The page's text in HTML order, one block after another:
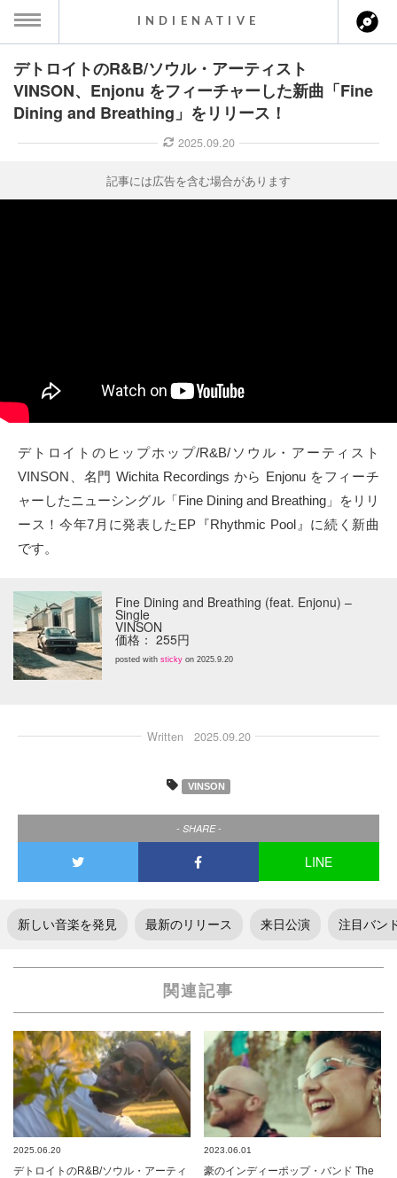
MENU
ス一覧
ト情報
クト
Twitter
Facebook
instagram
Tumblr
to indienative
INDIENATIVE
デトロイトのR&B/ソウル・アーティスト
VINSON、Enjonu をフィーチャーした新曲「Fine
Dining and Breathing」をリリース！
2025.09.20
記事には広告を含む場合があります
デトロイトのヒップホップ/R&B/ソウル・アーティスト
VINSON、名門 Wichita Recordings から Enjonu をフィーチ
ャーしたニューシングル「Fine Dining and Breathing」をリリ
ース！今年7月に発表したEP『Rhythmic Pool』に続く新曲
です。
Fine Dining and Breathing (feat. Enjonu) –
Single
VINSON
価格： 255円
posted with sticky on 2025.9.20
Written 2025.09.20
VINSON
- SHARE -
LINE
新しい音楽を発見 最新のリリース 来日公演 注目バン
関連記事
2025.06.20
デトロイトのR&B/ソウル・アーティ
2023.06.01
豪のインディーポップ・バンド The